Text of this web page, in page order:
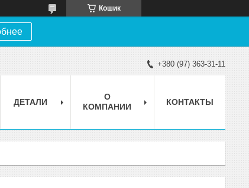
Кошик
+380 (97) 363-31-11
ДЕТАЛИ
О
КОМПАНИИ
КОНТАКТЫ